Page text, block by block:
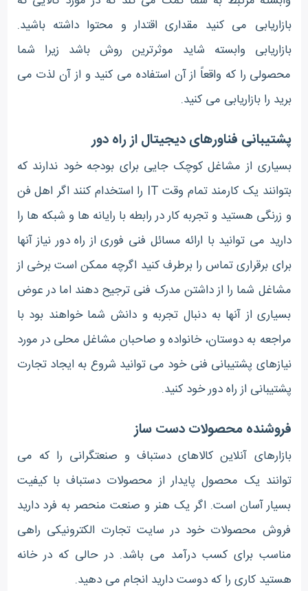
بازاریابی می کنید مقداری اقتدار و محتوا داشته باشید.
بازاریابی وابسته شاید موثرترین روش باشد زیرا شما
محصولی را که واقعاً از آن استفاده می کنید و از آن لذت می
برید را بازاریابی می کنید.
پشتیبانی فناورهای دیجیتال از راه دور
بسیاری از مشاغل کوچک جایی برای بودجه خود ندارند که
بتوانند یک کارمند تمام وقت IT را استخدام کنند اگر اهل فن
و زرنگی هستید و تجربه کار در رابطه با رایانه ها و شبکه ها را
دارید می توانید با ارائه مسائل فنی فوری از راه دور نیاز آنها
برای برقراری تماس را برطرف کنید اگرچه ممکن است برخی از
مشاغل شما را از داشتن مدرک فنی ترجیح دهند اما در عوض
بسیاری از آنها به دنبال تجربه و دانش شما خواهند بود با
مراجعه به دوستان، خانواده و صاحبان مشاغل محلی در مورد
نیازهای پشتیبانی فنی خود می توانید شروع به ایجاد تجارت
پشتیبانی از راه دور خود کنید.
فروشنده محصولات دست ساز
بازارهای آنلاین کالاهای دستباف و صنعتگرانی را که می
توانند یک محصول پایدار از محصولات دستباف با کیفیت
بسیار آسان است. اگر یک هنر و صنعت منحصر به فرد دارید
فروش محصولات خود در سایت تجارت الکترونیکی راهی
مناسب برای کسب درآمد می باشد. در حالی که در خانه
هستید کاری را که دوست دارید انجام می دهید.